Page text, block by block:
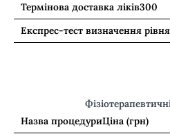
Термінова доставка ліків300
Експрес-тест визначення
Назва процедуриЦіна (грн)